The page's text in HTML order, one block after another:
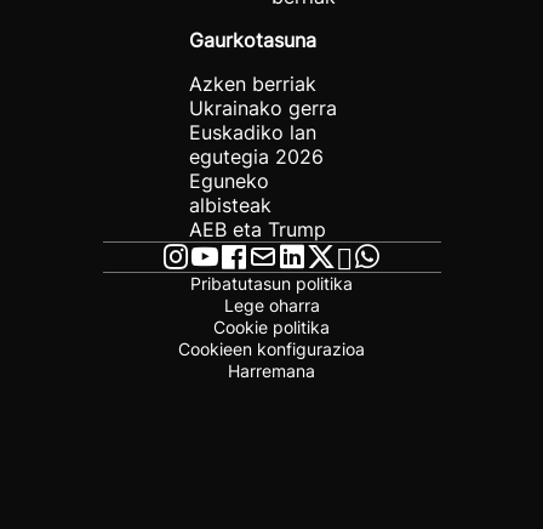
Gaurkotasuna
Azken berriak
Ukrainako gerra
Euskadiko lan
egutegia 2026
Eguneko
albisteak
AEB eta Trump
Pribatutasun politika
Lege oharra
Cookie politika
Cookieen konfigurazioa
Harremana